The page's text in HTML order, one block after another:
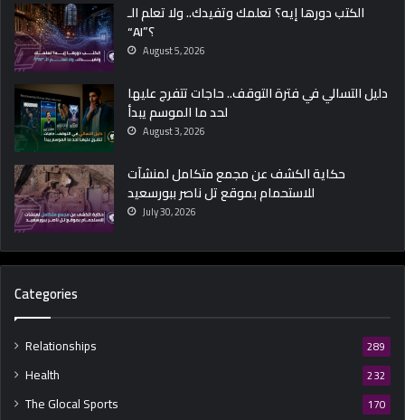
الكتب دورها إيه؟ تعلمك وتفيدك.. ولا تعلم الـ
“AI”؟
August 5, 2026
دليل التسالي في فترة التوقف.. حاجات تتفرج عليها
لحد ما الموسم يبدأ
August 3, 2026
حكاية الكشف عن مجمع متكامل لمنشآت
للاستحمام بموقع تل ناصر ببورسعيد
July 30, 2026
Categories
Relationships 289
Health 232
The Glocal Sports 170